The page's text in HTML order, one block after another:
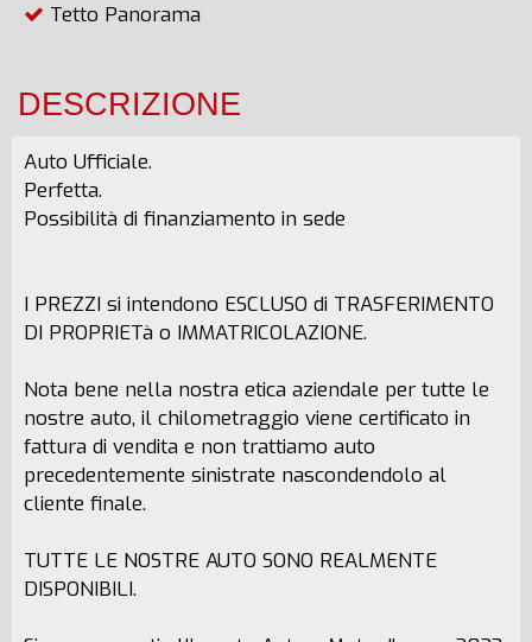
Tetto Panorama
DESCRIZIONE
Auto Ufficiale.
Perfetta.
Possibilità di finanziamento in sede
I PREZZI si intendono ESCLUSO di TRASFERIMENTO
DI PROPRIETà o IMMATRICOLAZIONE.
Nota bene nella nostra etica aziendale per tutte le
nostre auto, il chilometraggio viene certificato in
fattura di vendita e non trattiamo auto
precedentemente sinistrate nascondendolo al
cliente finale.
TUTTE LE NOSTRE AUTO SONO REALMENTE
DISPONIBILI.